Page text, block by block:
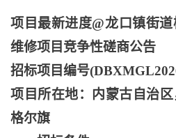
项目最新进度@龙口镇街
维修项目竞争性磋商公告
招标项目编号
项目所在地：内蒙古自治
格尔旗